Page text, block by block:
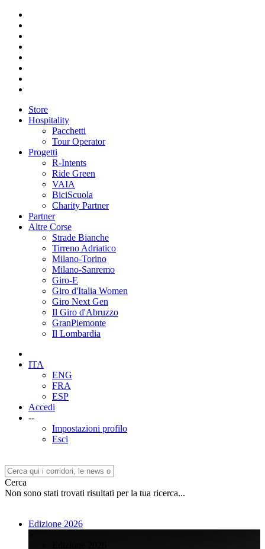
Store
Hospitality
Pacchetti
Tour Operator
Progetti
R-Intents
Ride Green
VAIA
BiciScuola
Charity Partner
Partner
Altre Corse
Strade Bianche
Tirreno Adriatico
Milano-Torino
Milano-Sanremo
Giro-E
Giro d'Italia Women
Giro Next Gen
Il Giro d'Abruzzo
GranPiemonte
Il Lombardia
ITA
ENG
FRA
ESP
Accedi
--
Impostazioni profilo
Esci
Cerca
Non sono stati trovati risultati per la tua ricerca...
Edizione 2026